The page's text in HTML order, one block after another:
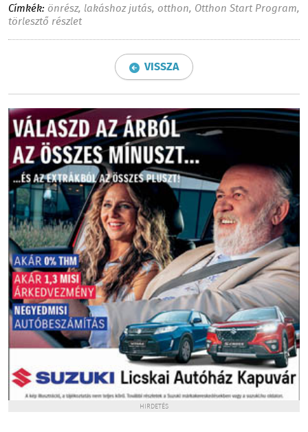
Címkék: önrész, lakáshoz jutás, otthon, Otthon Start Program,
törlesztő részlet
VISSZA
HIRDETÉS